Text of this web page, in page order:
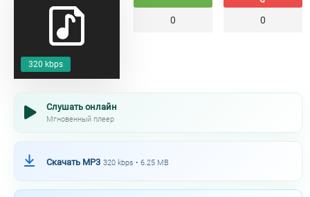
320 kbps
0 0
Слушать онлайн
Мгновенный плеер
Скачать MP3 320 kbps • 6.25 MB